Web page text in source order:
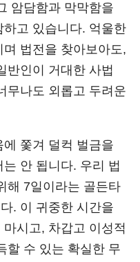
암담함과 막막함을
고 있습니다. 억울한
법전을 찾아보아도,
반인이 거대한 사법
무나도 외롭고 두려운
쫓겨 덜컥 벌금을
안 됩니다. 우리 법
해 7일이라는 골든타
. 이 귀중한 시간을
시고, 차갑고 이성적
할 수 있는 확실한 무